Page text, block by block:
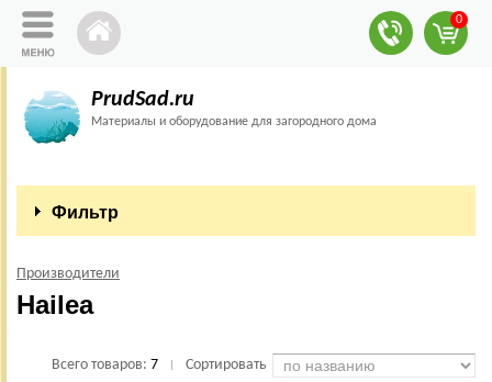
0
PrudSad.ru
Материалы и оборудование для загородного дома
Фильтр
Производители
Hailea
Всего товаров: 7 Сортировать